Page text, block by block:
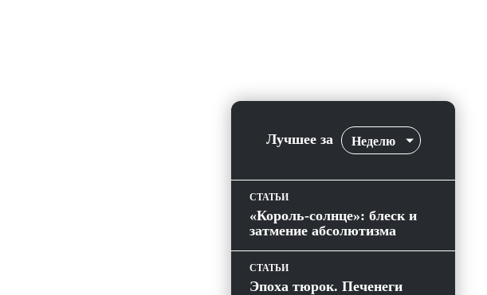
Лучшее за Неделю
СТАТЬИ
«Король-солнце»: блеск и
затмение абсолютизма
СТАТЬИ
Эпоха тюрок. Печенеги